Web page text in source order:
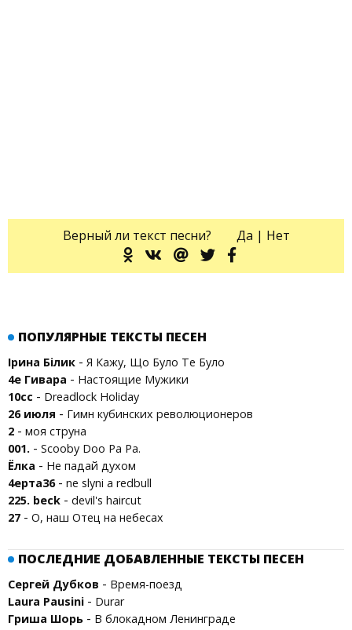
Верный ли текст песни? Да | Нет
ПОПУЛЯРНЫЕ ТЕКСТЫ ПЕСЕН
Ірина Білик - Я Кажу, Що Було Те Було
4е Гивара - Настоящие Мужики
10cc - Dreadlock Holiday
26 июля - Гимн кубинских революционеров
2 - моя струна
001. - Scooby Doo Pa Pa.
Ёлка - Не падай духом
4ерта36- ne slyni a redbull
225. beck - devil's haircut
27 - О, наш Отец на небесах
ПОСЛЕДНИЕ ДОБАВЛЕННЫЕ ТЕКСТЫ ПЕСЕН
Сергей Дубков - Время-поезд
Laura Pausini - Durar
Гриша Шорь - В блокадном Ленинграде